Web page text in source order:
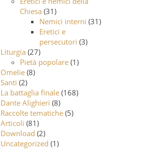
Chiesa (31)
Nemici interni (31)
Eretici e
persecutori (3)
Liturgia (27)
Pietà popolare(1)
Omelie(8)
Santi (2)
La battaglia finale(168)
Dante Alighieri (8)
Raccolte tematiche(5)
Articoli (81)
Download (2)
Uncategorized (1)